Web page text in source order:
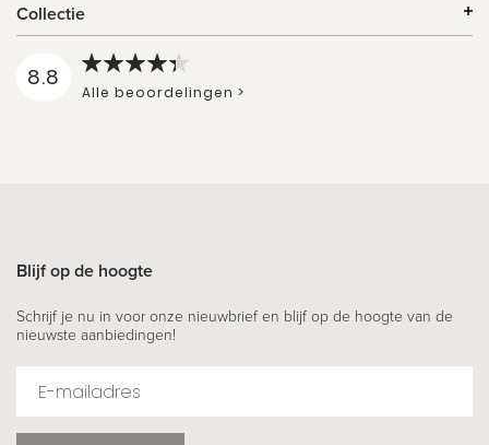
Collectie
8.8
Alle beoordelingen >
Blijf op de hoogte
Schrijf je nu in voor onze nieuwbrief en blijf op de hoogte van de
nieuwste aanbiedingen!